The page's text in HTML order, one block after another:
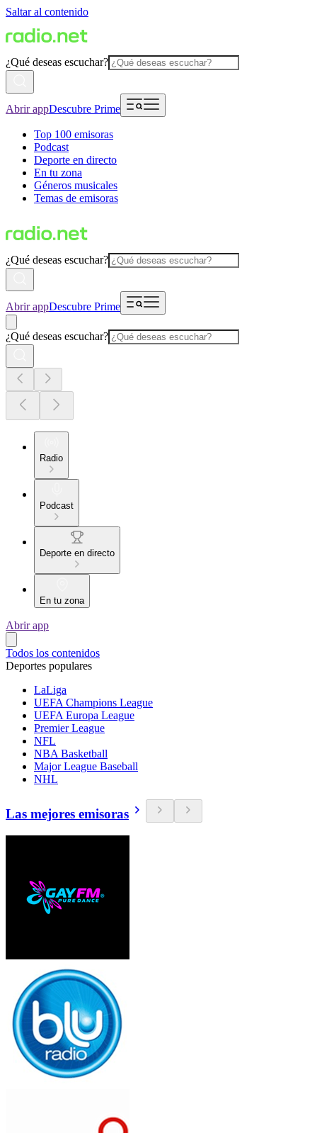
Saltar al contenido
¿Qué deseas escuchar?
Abrir appDescubre Prime
Top 100 emisoras
Podcast
Deporte en directo
En tu zona
Géneros musicales
Temas de emisoras
¿Qué deseas escuchar?
Abrir appDescubre Prime
¿Qué deseas escuchar?
Radio
Podcast
Deporte en directo
En tu zona
Abrir app
Todos los contenidos
Deportes populares
LaLiga
UEFA Champions League
UEFA Europa League
Premier League
NFL
NBA Basketball
Major League Baseball
NHL
Las mejores emisoras